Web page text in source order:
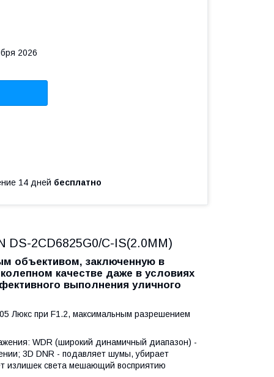
2026
14 дней бесплатно
DS-2CD6825G0/C-IS(2.0MM)
объективом, заключенную в
качестве даже в условиях
выполнения уличного
Люкс при F1.2, максимальным разрешением
WDR (широкий динамичный диапазон) -
3D DNR - подавляет шумы, убирает
излишек света мешающий восприятию